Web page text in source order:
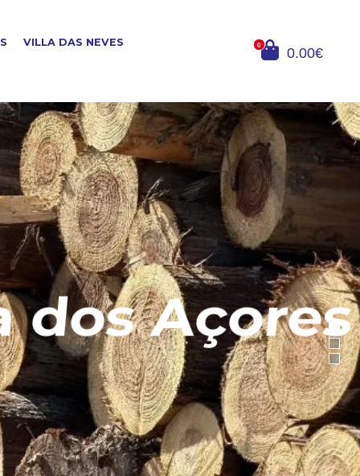
VILLA DAS NEVES 0 0.00€
Açores